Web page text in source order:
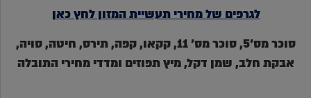
לגרפים של מחירי תעשיית המזון לחץ כאן
סוכר מס'5, סוכר מס' 11, קקאו, קפה, תירס, חיטה, סויה,
אבקת חלב, שמן דקל, מיץ תפוזים ומדדי מחירי התובלה